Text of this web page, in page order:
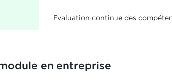
Evaluation continue des
en entreprise